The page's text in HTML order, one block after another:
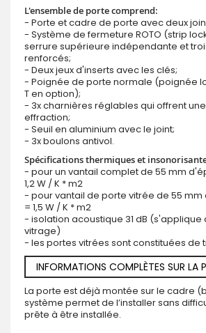
L'ensemble de porte comprend:
- Porte et cadre de porte avec deux
- Système de fermeture ROTO (strip
serrure supérieure indépendante et
renforcés;
- Deux jeux d'inserts avec les clés;
- Poignée de porte normale (poignée
T en option);
- 3x charnières réglables qui offrent
effraction;
- Seuil en aluminium avec le joint;
- 3x boulons antivol.
Spécifications thermiques et
- pour un vantail complet de 55 mm
1,2 W / K * m2
- pour vantail de porte vitrée de 55 mm
= 1,5 W / K * m2
- isolation acoustique 31 dB (s'applique
vitrage)
- les portes vitrées sont constituées de
INFORMATIONS COMPLÈTES SUR LA
La porte est déjà montée sur le cadre
système permet de l’installer sans
prête à être installée.